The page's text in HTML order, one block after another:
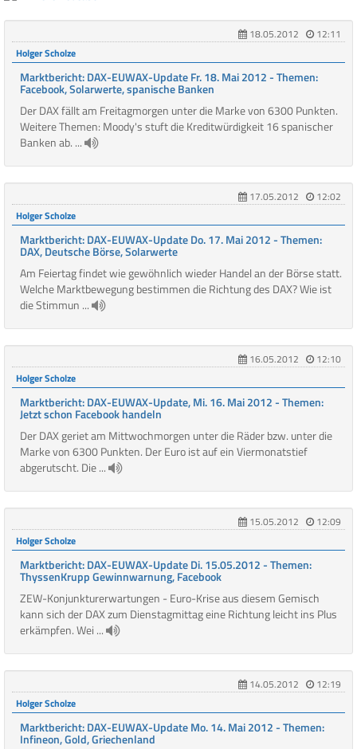
18.05.2012
12:11
Holger Scholze
Marktbericht: DAX-EUWAX-Update Fr. 18. Mai 2012 - Themen:
Facebook, Solarwerte, spanische Banken
Der DAX fällt am Freitagmorgen unter die Marke von 6300 Punkten.
Weitere Themen: Moody's stuft die Kreditwürdigkeit 16 spanischer
Banken ab. ...
17.05.2012
12:02
Holger Scholze
Marktbericht: DAX-EUWAX-Update Do. 17. Mai 2012 - Themen:
DAX, Deutsche Börse, Solarwerte
Am Feiertag findet wie gewöhnlich wieder Handel an der Börse statt.
Welche Marktbewegung bestimmen die Richtung des DAX? Wie ist
die Stimmun ...
16.05.2012
12:10
Holger Scholze
Marktbericht: DAX-EUWAX-Update, Mi. 16. Mai 2012 - Themen:
Jetzt schon Facebook handeln
Der DAX geriet am Mittwochmorgen unter die Räder bzw. unter die
Marke von 6300 Punkten. Der Euro ist auf ein Viermonatstief
abgerutscht. Die ...
15.05.2012
12:09
Holger Scholze
Marktbericht: DAX-EUWAX-Update Di. 15.05.2012 - Themen:
ThyssenKrupp Gewinnwarnung, Facebook
ZEW-Konjunkturerwartungen - Euro-Krise aus diesem Gemisch
kann sich der DAX zum Dienstagmittag eine Richtung leicht ins Plus
erkämpfen. Wei ...
14.05.2012
12:19
Holger Scholze
Marktbericht: DAX-EUWAX-Update Mo. 14. Mai 2012 - Themen:
Infineon, Gold, Griechenland